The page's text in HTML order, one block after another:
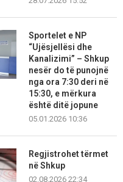
Sportelet e NP
“Ujësjellësi dhe
Kanalizimi” – Shkup
nesër do të punojnë
nga ora 7:30 deri në
15:30, e mërkura
është ditë jopune
05.01.2026 10:36
Regjistrohet tërmet
në Shkup
02.08.2026 22:34